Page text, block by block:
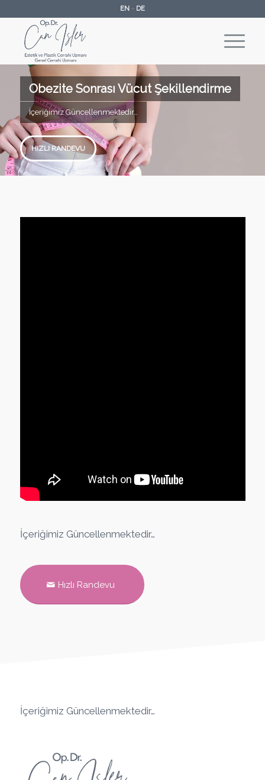
EN- DE
Obezite Sonrası Vücut Şekillendirme
İçeriğimiz Güncellenmektedir…
HIZLI RANDEVU
İçeriğimiz Güncellenmektedir…
Hızlı Randevu
İçeriğimiz Güncellenmektedir…